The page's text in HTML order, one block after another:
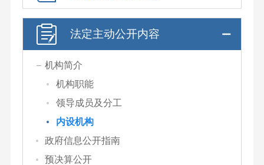
法定主动公开内容
机构简介
机构职能
领导成员及分工
内设机构
政府信息公开指南
预决算公开